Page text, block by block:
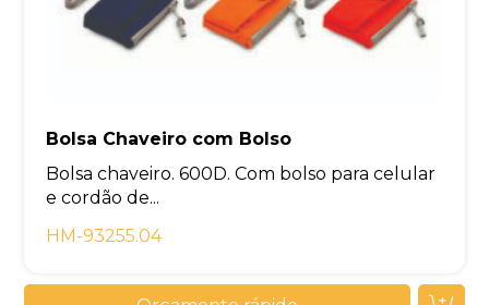
Bolsa Chaveiro com Bolso
Bolsa chaveiro. 600D. Com bolso para celular
e cordão de...
HM-93255.04